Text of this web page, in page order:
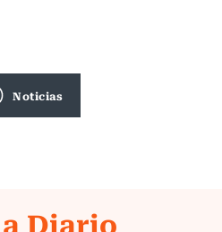
Noticias